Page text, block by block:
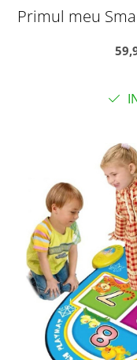
Primul meu